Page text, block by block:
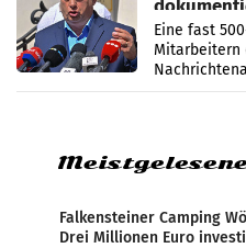
Zensur
Eine fast
Mitarbeitern
Falkensteiner Camping
Drei Millionen Euro